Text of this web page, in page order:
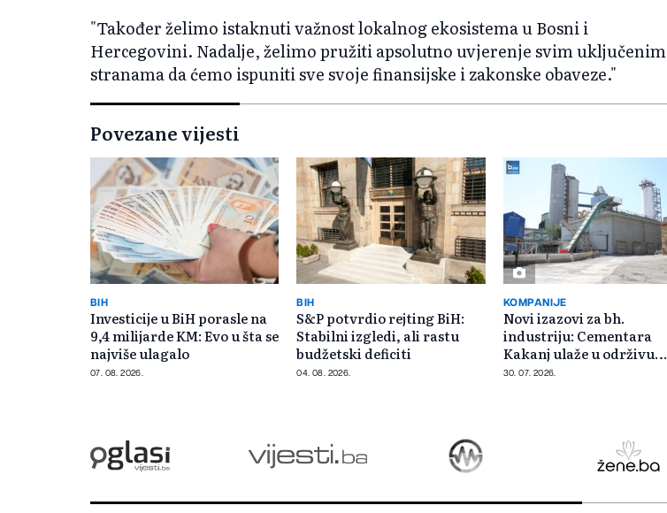
"Također želimo istaknuti važnost lokalnog ekosistema u Bosni i
Hercegovini. Nadalje, želimo pružiti apsolutno uvjerenje svim uključenim
stranama da ćemo ispuniti sve svoje finansijske i zakonske obaveze."
Povezane vijesti
BIH
Investicije u BiH porasle na
9,4 milijarde KM: Evo u šta se
najviše ulagalo
07. 08. 2026.
BIH
S&P potvrdio rejting BiH:
Stabilni izgledi, ali rastu
budžetski deficiti
04. 08. 2026.
KOMPANIJE
Novi izazovi za bh.
industriju: Cementara
Kakanj ulaže u održivu
budućnost
30. 07. 2026.